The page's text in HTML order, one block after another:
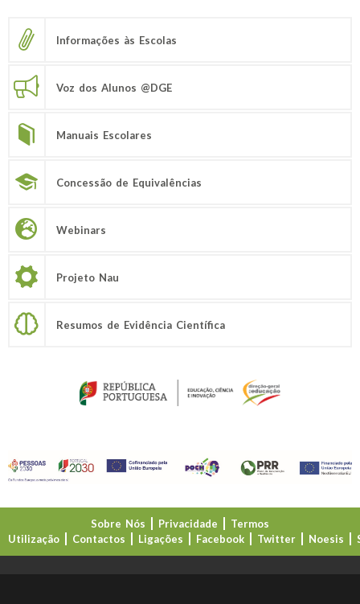
Informações às Escolas
Voz dos Alunos @DGE
Manuais Escolares
Concessão de Equivalências
Webinars
Projeto Nau
Resumos de Evidência Científica
Sobre Nós Privacidade
Termos
Utilização
Contactos Ligações Facebook Twitter Noesis